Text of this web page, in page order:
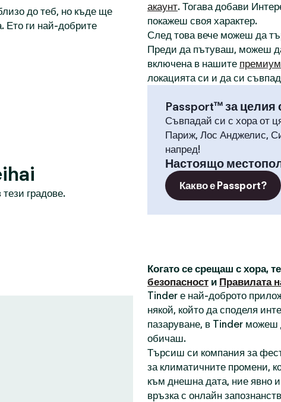
до теб, но къде ще
Ето ги най-добрите
градове.
акаунт. Тогава добави
покажеш своя характер.
След това вече можеш да
Преди да пътуваш, можеш
включена в нашите
локацията си и да си
Passport™ за целия
Съвпадай си с хора от
Париж, Лос Анджелис,
напред!
Настоящо
Какво е Passport?
Когато се срещаш с хора,
безопасност и Правилата
Tinder е най-доброто
някой, който да споделя
пазаруване, в Tinder можеш
обичаш.
Търсиш си компания за
за климатичните промени,
към днешна дата, ние явно
връзка с онлайн